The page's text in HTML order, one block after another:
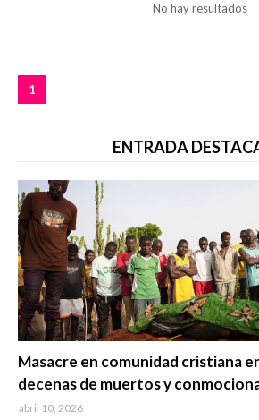
No hay resultados
1
ENTRADA
Masacre en comunidad cristiana
decenas de muertos y
abril 10, 2026